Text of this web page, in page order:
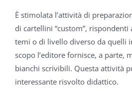
È stimolata l’attività di
di cartellini “custom”,
temi o di livello diverso da quelli
scopo l’editore fornisce, a parte,
bianchi scrivibili. Questa attività
interessante risvolto didattico.